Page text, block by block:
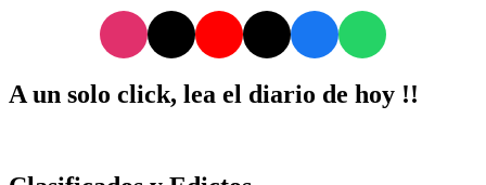
A un solo click, lea el diario de hoy !!